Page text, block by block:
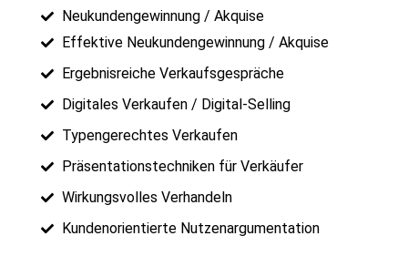
Neukundengewinnung / Akquise
Effektive Neukundengewinnung / Akquise
Ergebnisreiche Verkaufsgespräche
Digitales Verkaufen / Digital-Selling
Typengerechtes Verkaufen
Präsentationstechniken für Verkäufer
Wirkungsvolles Verhandeln
Kundenorientierte Nutzenargumentation